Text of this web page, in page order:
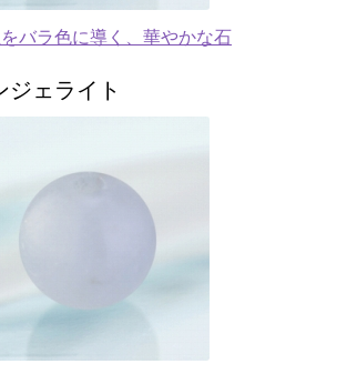
をバラ色に導く、華やかな石
ジェライト